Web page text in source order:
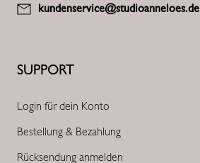
SUPPORT
Login für dein Konto
Bestellung & Bezahlung
Rücksendung anmelden
kundenservice@studioanneloes.de